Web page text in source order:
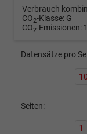
Verbrauch
CO2-Klasse: G
CO2-Emissionen:
Datensätze pro
10
Seiten:
1